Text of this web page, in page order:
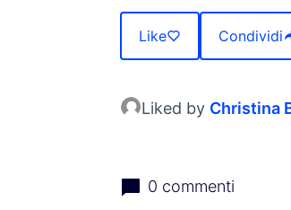
Like Condividi
Liked by Christina
0 commenti